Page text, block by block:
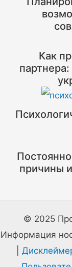
Как
причины
© 2025
Информация